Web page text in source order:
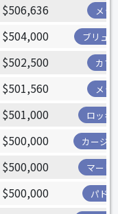
$506,636 メッ
$504,000 ブリュ
$502,500 カブ
$501,560 メッ
$501,000 ロッキ
$500,000 カージ
$500,000 マーリ
$500,000 パド